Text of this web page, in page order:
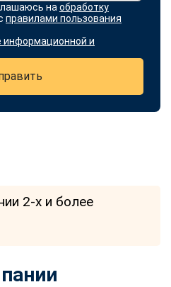
на обработку
правилами пользования
информационной и
2-х и более